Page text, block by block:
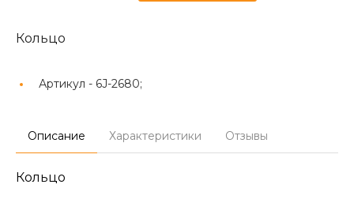
Кольцо
Артикул - 6J-2680;
Описание Характеристики Отзывы
Кольцо